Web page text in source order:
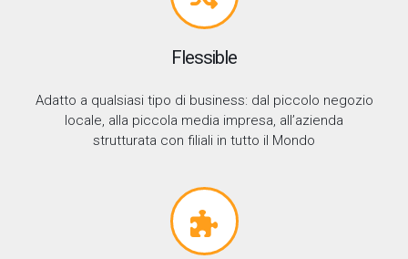
Flessible
Adatto a qualsiasi tipo di business: dal piccolo negozio
locale, alla piccola media impresa, all’azienda
strutturata con filiali in tutto il Mondo